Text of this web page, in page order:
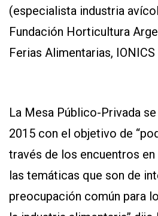
(especialista industria
Fundación Horticultura
Ferias Alimentarias, IONICS
La Mesa Público-Privada
2015 con el objetivo de
través de los encuentros
las temáticas que son de
preocupación común para